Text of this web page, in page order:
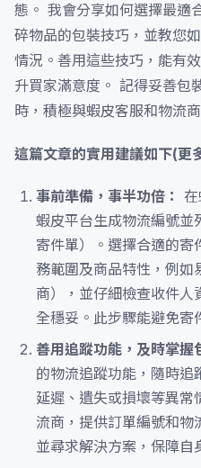
態。 我會分享如何選擇最適
碎物品的包裝技巧，並教您
情況。善用這些技巧，能有
升買家滿意度。 記得妥善包
時，積極與蝦皮客服和物流
這篇文章的實用建議如下(更
事前準備，事半功倍：
蝦皮平台生成物流編號並
寄件單）。選擇合適的寄
務範圍及商品特性，例如
商），並仔細檢查收件人
全穩妥。此步驟能避免寄
善用追蹤功能，及時掌握
的物流追蹤功能，隨時追
延遲、遺失或損壞等異常
流商，提供訂單編號和物
並尋求解決方案，保障自